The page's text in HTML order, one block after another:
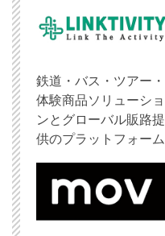
鉄道・バス・ツアー・
体験商品ソリューショ
ンとグローバル販路提
供のプラットフォーム